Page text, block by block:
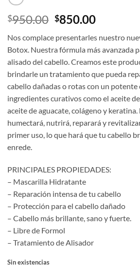
$950.00 El
original
era:
$950.00.
$850.00El
actual
es:
Nos complace presentarles nuestro
Botox. Nuestra fórmula más avanzada
alisado del cabello. Creamos este
brindarle un tratamiento que pueda
cabello dañadas o rotas con un
ingredientes curativos como el aceite de
aceite de aguacate, colágeno y
humectará, nutrirá, reparará y
primer uso, lo que hará que tu cabello
enrede.
PRINCIPALES PROPIEDADES:
– Mascarilla Hidratante
– Reparación intensa de tu cabello
– Protección para el cabello dañado
– Cabello más brillante, sano y fuerte.
– Libre de Formol
– Tratamiento de Alisador
Sin existencias